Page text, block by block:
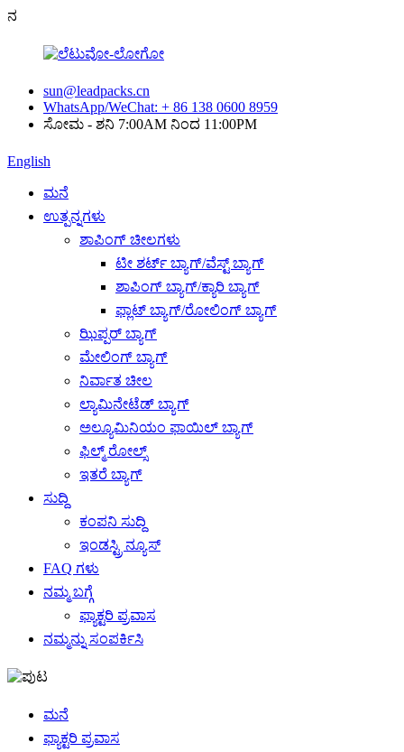
ನ
sun@leadpacks.cn
WhatsApp/WeChat: + 86 138 0600 8959
ಸೋಮ - ಶನಿ 7:00AM ನಿಂದ 11:00PM
English
ಮನೆ
ಉತ್ಪನ್ನಗಳು
ಶಾಪಿಂಗ್ ಚೀಲಗಳು
ಟೀ ಶರ್ಟ್ ಬ್ಯಾಗ್/ವೆಸ್ಟ್ ಬ್ಯಾಗ್
ಶಾಪಿಂಗ್ ಬ್ಯಾಗ್/ಕ್ಯಾರಿ ಬ್ಯಾಗ್
ಫ್ಲಾಟ್ ಬ್ಯಾಗ್/ರೋಲಿಂಗ್ ಬ್ಯಾಗ್
ಝಿಪ್ಪರ್ ಬ್ಯಾಗ್
ಮೇಲಿಂಗ್ ಬ್ಯಾಗ್
ನಿರ್ವಾತ ಚೀಲ
ಲ್ಯಾಮಿನೇಟೆಡ್ ಬ್ಯಾಗ್
ಅಲ್ಯೂಮಿನಿಯಂ ಫಾಯಿಲ್ ಬ್ಯಾಗ್
ಫಿಲ್ಮ್ ರೋಲ್ಸ್
ಇತರೆ ಬ್ಯಾಗ್
ಸುದ್ದಿ
ಕಂಪನಿ ಸುದ್ದಿ
ಇಂಡಸ್ಟ್ರಿ ನ್ಯೂಸ್
FAQ ಗಳು
ನಮ್ಮ ಬಗ್ಗೆ
ಫ್ಯಾಕ್ಟರಿ ಪ್ರವಾಸ
ನಮ್ಮನ್ನು ಸಂಪರ್ಕಿಸಿ
ಮನೆ
ಫ್ಯಾಕ್ಟರಿ ಪ್ರವಾಸ